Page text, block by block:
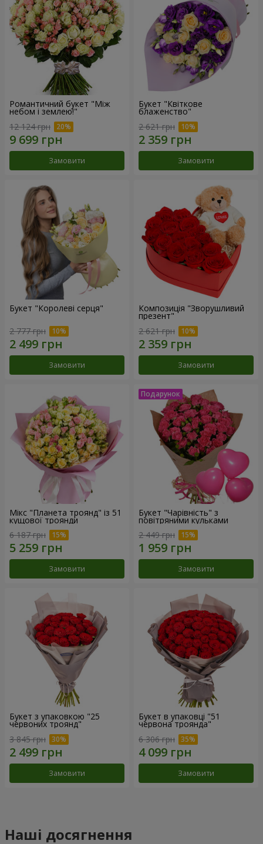
Романтичний букет "Між
небом і землею!"
12 124 грн
Замовити
Букет "Квіткове
блаженство"
2 621 грн
Замовити
Букет "Королеві серця"
2 777 грн
Замовити
Композиція "Зворушливий
презент"
2 621 грн
Замовити
Мікс "Планета троянд" із 51
кущової троянди
6 187 грн
Замовити
Букет "Чарівність" з
повітряними кульками
2 449 грн
Замовити
Букет з упаковкою "25
червоних троянд"
3 845 грн
Замовити
Букет в упаковці "51
червона троянда"
6 306 грн
Замовити
Наші досягнення